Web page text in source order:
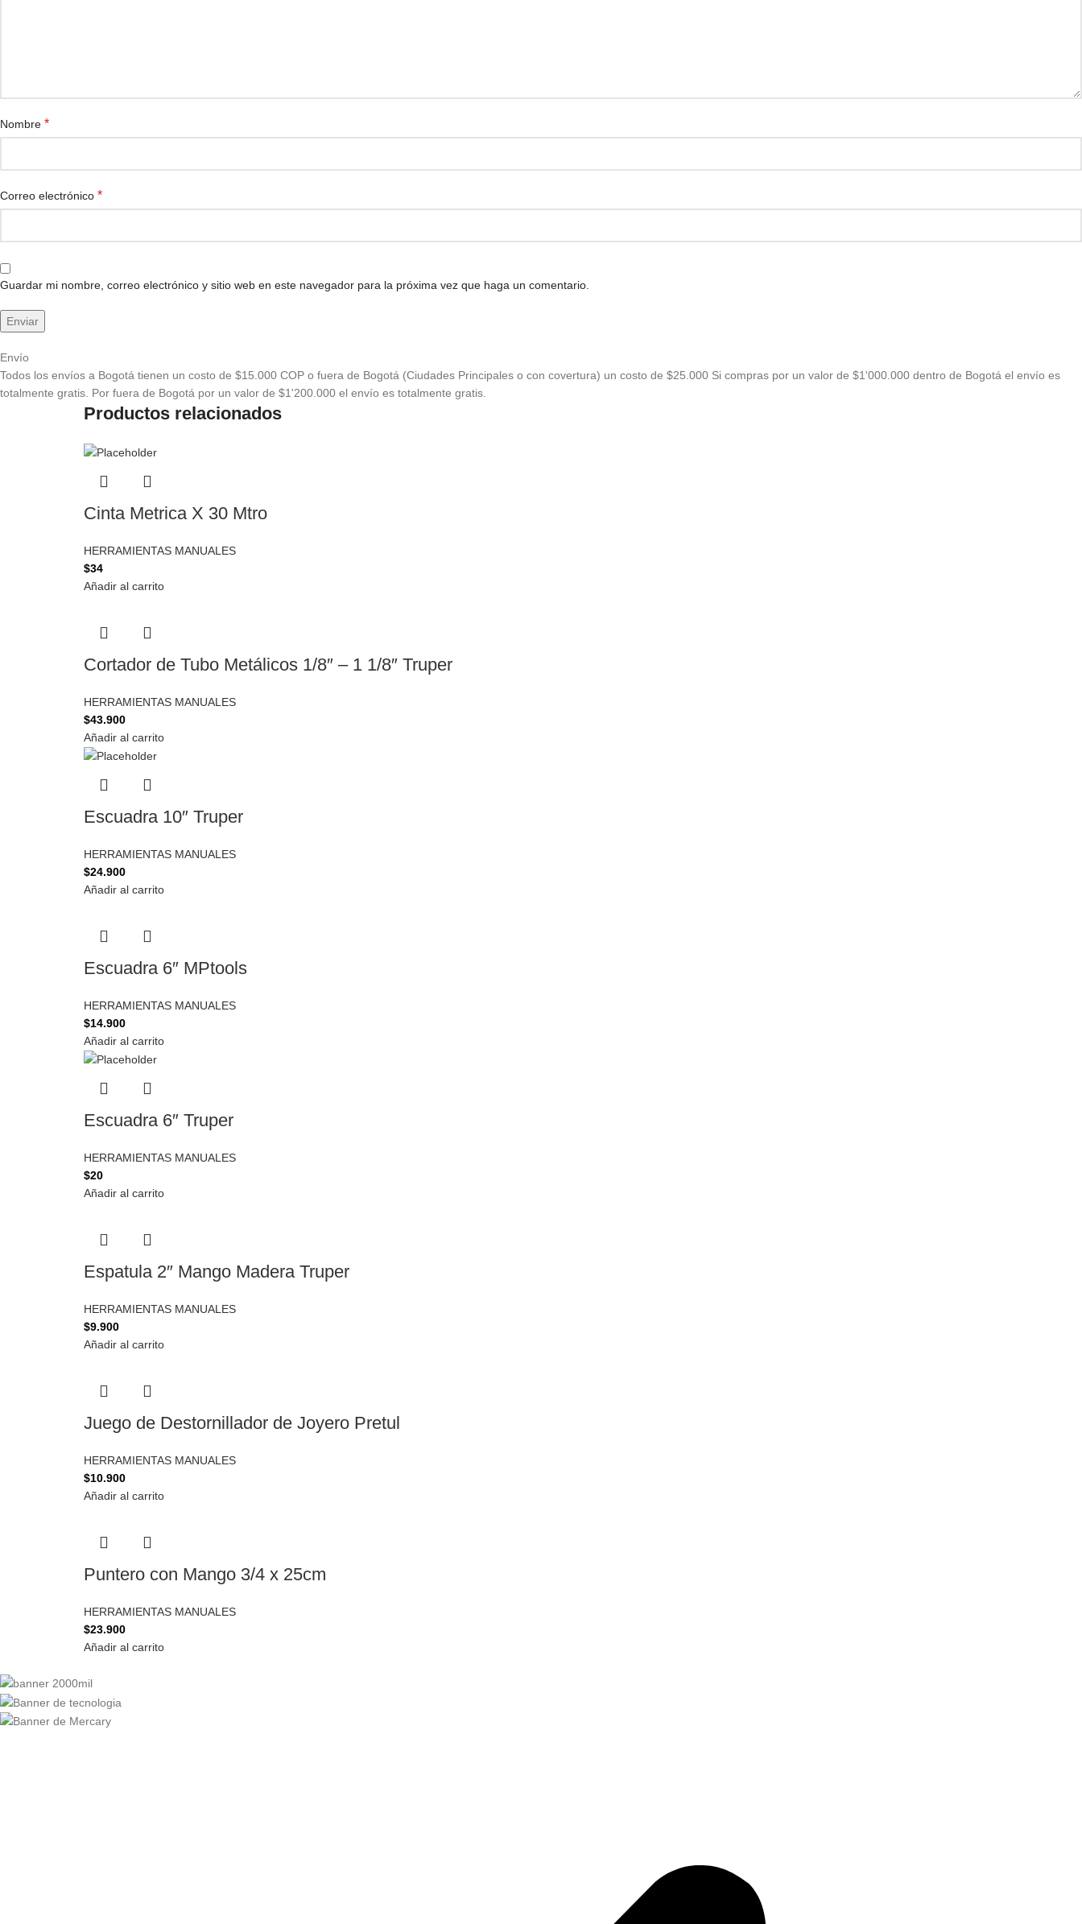
Nombre *
Correo electrónico *
Guardar mi nombre, correo electrónico y sitio web en este navegador para la próxima vez que haga un comentario.
Envío
Todos los envíos a Bogotá tienen un costo de $15.000 COP o fuera de Bogotá (Ciudades Principales o con covertura) un costo de $25.000 Si compras por un valor de $1'000.000 dentro de Bogotá el envío es
totalmente gratis. Por fuera de Bogotá por un valor de $1'200.000 el envío es totalmente gratis.
Productos relacionados
Cinta Metrica X 30 Mtro
HERRAMIENTAS MANUALES
$34
Añadir al carrito
Cortador de Tubo Metálicos 1/8″ – 1 1/8″ Truper
HERRAMIENTAS MANUALES
$43.900
Añadir al carrito
Escuadra 10″ Truper
HERRAMIENTAS MANUALES
$24.900
Añadir al carrito
Escuadra 6″ MPtools
HERRAMIENTAS MANUALES
$14.900
Añadir al carrito
Escuadra 6″ Truper
HERRAMIENTAS MANUALES
$20
Añadir al carrito
Espatula 2″ Mango Madera Truper
HERRAMIENTAS MANUALES
$9.900
Añadir al carrito
Juego de Destornillador de Joyero Pretul
HERRAMIENTAS MANUALES
$10.900
Añadir al carrito
Puntero con Mango 3/4 x 25cm
HERRAMIENTAS MANUALES
$23.900
Añadir al carrito